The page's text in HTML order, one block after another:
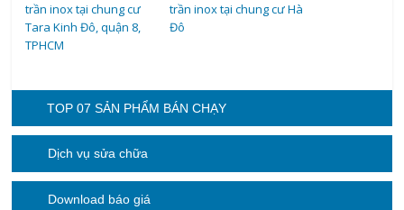
trần inox tại chung cư
Tara Kinh Đô, quận 8,
TPHCM
trần inox tại chung cư Hà
Đô
TOP 07 SẢN PHẨM BÁN CHẠY
Dịch vụ sửa chữa
Download báo giá